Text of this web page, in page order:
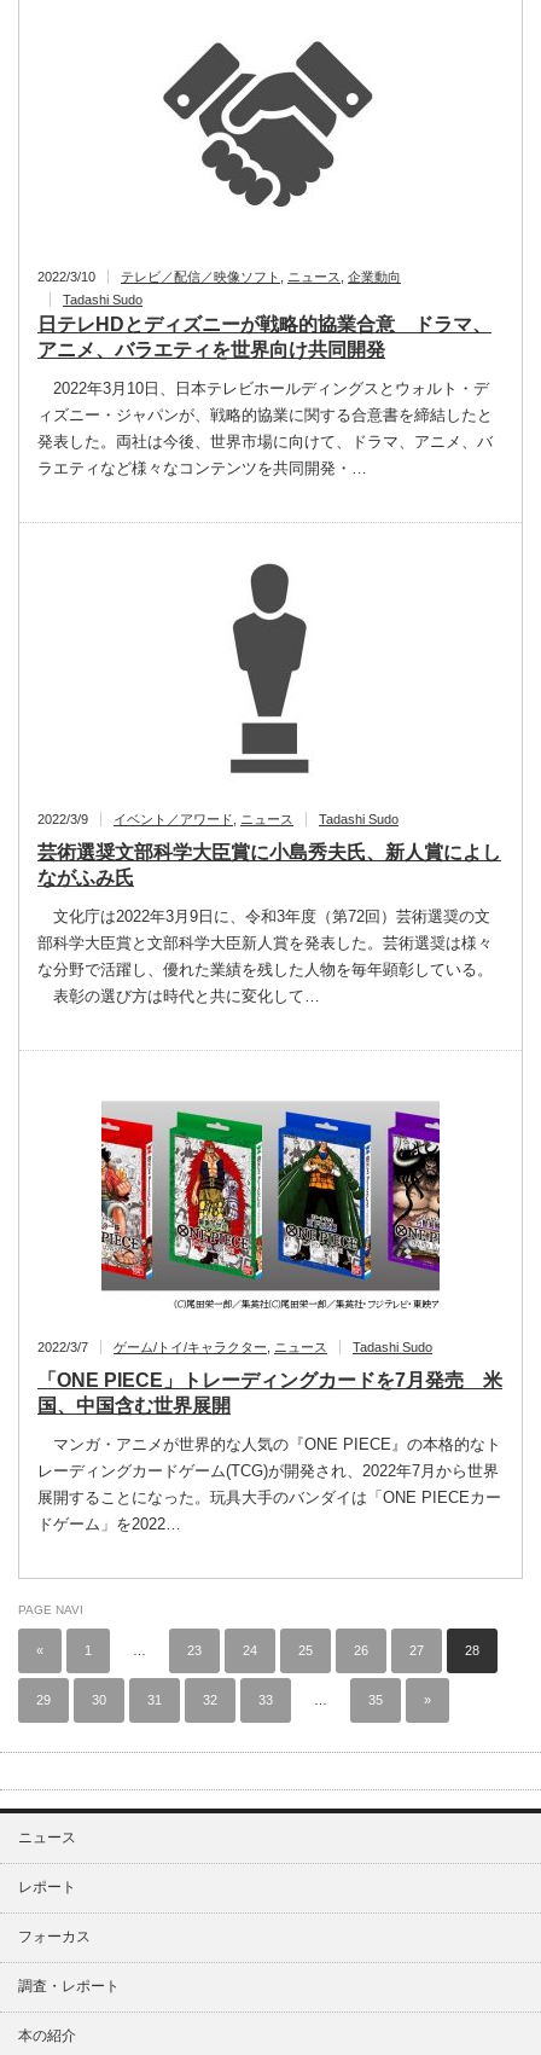
2022/3/10 テレビ／配信／映像ソフト ニュース
企業動向
Tadashi Sudo
日テレHDとディズニーが戦略的協業合意 ドラマ、
アニメ、バラエティを世界向け共同開発
2022年3月10日、日本テレビホールディングスとウォルト・デ
ィズニー・ジャパンが、戦略的協業に関する合意書を締結したと
発表した。両社は今後、世界市場に向けて、ドラマ、アニメ、バ
ラエティなど様々なコンテンツを共同開発・…
2022/3/9 イベント／アワード ニュース Tadashi Sudo
芸術選奨文部科学大臣賞に小島秀夫氏、新人賞によし
ながふみ氏
文化庁は2022年3月9日に、令和3年度（第72回）芸術選奨の文
部科学大臣賞と文部科学大臣新人賞を発表した。芸術選奨は様々
な分野で活躍し、優れた業績を残した人物を毎年顕彰している。
表彰の選び方は時代と共に変化して…
2022/3/7 ゲーム/トイ/キャラクター ニュース Tadashi Sudo
「ONE PIECE」トレーディングカードを7月発売 米
国、中国含む世界展開
マンガ・アニメが世界的な人気の『ONE PIECE』の本格的なト
レーディングカードゲーム(TCG)が開発され、2022年7月から世界
展開することになった。玩具大手のバンダイは「ONE PIECEカー
ドゲーム」を2022…
PAGE NAVI
« 1 23 24 25 26 27 28
29 30 31 32 33 35 »
ニュース
レポート
フォーカス
調査・レポート
本の紹介